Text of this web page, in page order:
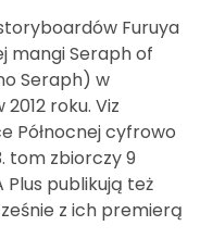
Furuya
mangi Seraph of
Seraph) w
roku. Viz
Północnej cyfrowo
tom zbiorczy 9
Plus publikują też
z ich premierą